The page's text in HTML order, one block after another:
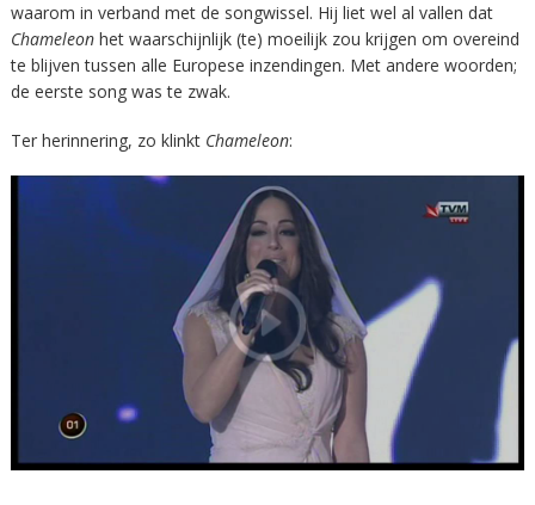
waarom in verband met de songwissel. Hij liet wel al vallen dat
Chameleonhet waarschijnlijk (te) moeilijk zou krijgen om overeind
te blijven tussen alle Europese inzendingen. Met andere woorden;
de eerste song was te zwak.
Ter herinnering, zo klinkt Chameleon: